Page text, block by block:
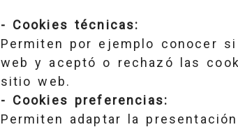
- Cookies técnicas:
Permiten por ejemplo conocer
web y aceptó o rechazó las
sitio web.
- Cookies preferencias:
Permiten adaptar la